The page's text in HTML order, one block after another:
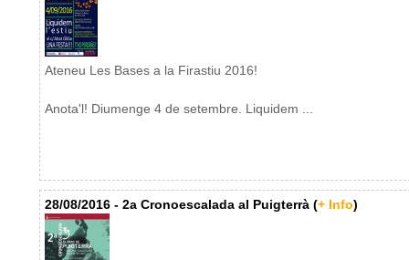
Ateneu Les Bases a la Firastiu 2016!
Anota'l! Diumenge 4 de setembre. Liquidem ...
28/08/2016 - 2a Cronoescalada al Puigterrà (+ Info)